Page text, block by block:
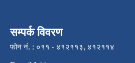
सम्पर्क विवरण
फोन नं. : ०११ - ४१२११३, ४१२११४